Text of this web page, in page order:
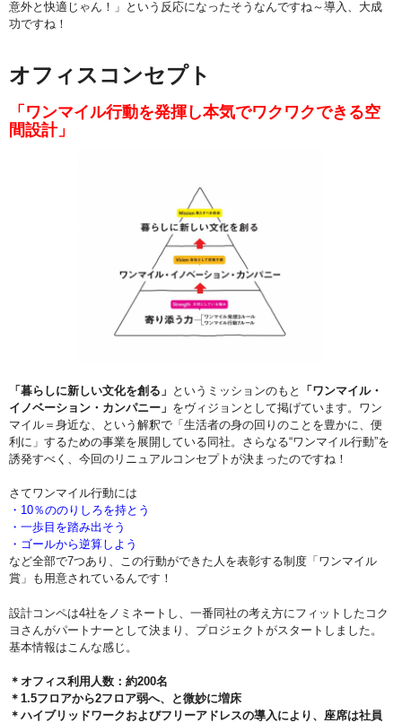
意外と快適じゃん！」という反応になったそうなんですね～導入、大成
功ですね！
オフィスコンセプト
「ワンマイル行動を発揮し本気でワクワクできる空
間設計」
「暮らしに新しい文化を創る」 というミッションのもと
「ワンマイル・
イノベーション・カンパニー」 をヴィジョンとして掲げています。ワン
マイル＝身近な、という解釈で「生活者の身の回りのことを豊かに、便
利に」するための事業を展開している同社。さらなる“ワンマイル行動”を
誘発すべく、今回のリニュアルコンセプトが決まったのですね！
さてワンマイル行動には
・10％ののりしろを持とう
・一歩目を踏み出そう
・ゴールから逆算しよう
など全部で7つあり、この行動ができた人を表彰する制度「ワンマイル
賞」も用意されているんです！
設計コンペは4社をノミネートし、一番同社の考え方にフィットしたコク
ヨさんがパートナーとして決まり、プロジェクトがスタートしました。
基本情報はこんな感じ。
＊オフィス利用人数：約200名
＊1.5フロアから2フロア弱へ、と微妙に増床
＊ハイブリッドワークおよびフリーアドレスの導入により、座席は社員